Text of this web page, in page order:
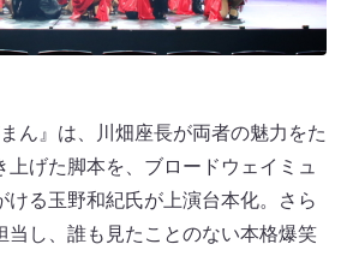
ん』は、川畑座長が両者の魅力をた
上げた脚本を、ブロードウェイミュ
ける玉野和紀氏が上演台本化。さら
当し、誰も見たことのない本格爆笑